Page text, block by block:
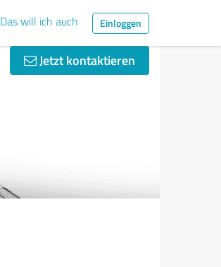
Das will ich auch Einloggen
Jetzt kontaktieren